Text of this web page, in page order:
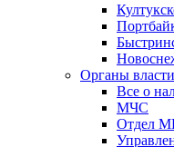
Органы власти
Все о
МЧС
Отдел